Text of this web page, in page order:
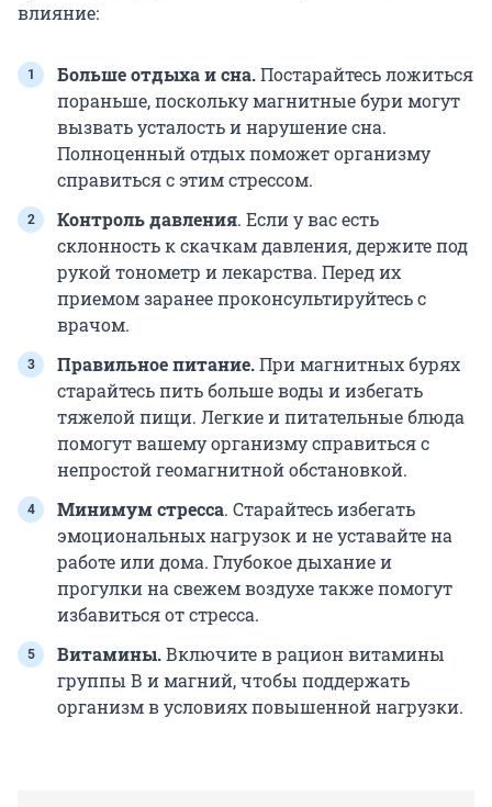
влияние:
Больше отдыха и сна.Постарайтесь ложиться
пораньше, поскольку магнитные бури могут
вызвать усталость и нарушение сна.
Полноценный отдых поможет организму
справиться с этим стрессом.
Контроль давления. Если у вас есть
склонность к скачкам давления, держите под
рукой тонометр и лекарства. Перед их
приемом заранее проконсультируйтесь с
врачом.
Правильное питание.При магнитных бурях
старайтесь пить больше воды и избегать
тяжелой пищи. Легкие и питательные блюда
помогут вашему организму справиться с
непростой геомагнитной обстановкой.
Минимум стресса. Старайтесь избегать
эмоциональных нагрузок и не уставайте на
работе или дома. Глубокое дыхание и
прогулки на свежем воздухе также помогут
избавиться от стресса.
Витамины.Включите в рацион витамины
группы В и магний, чтобы поддержать
организм в условиях повышенной нагрузки.